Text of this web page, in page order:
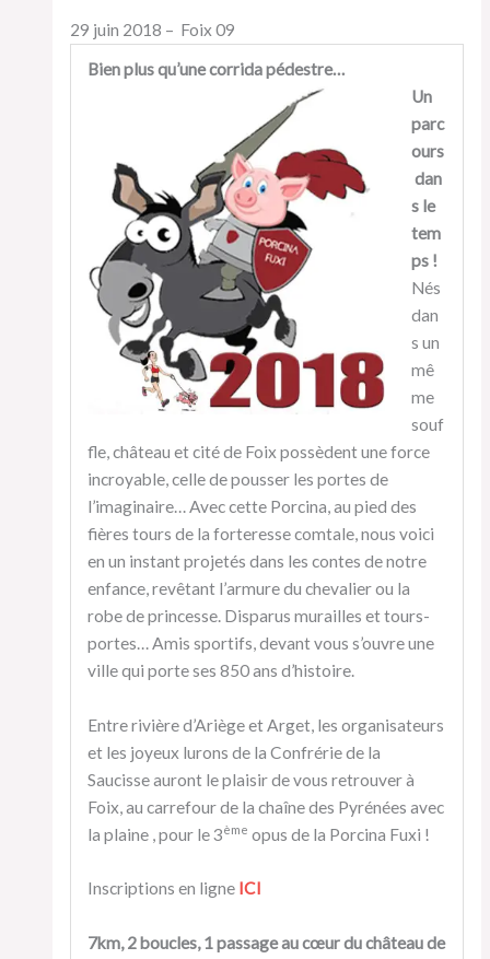
29 juin 2018 – Foix 09
Bien plus qu’une corrida pédestre…
Un
parc
ours
dan
s le
tem
ps !
Nés
dan
s un
mê
me
souf
fle, château et cité de Foix possèdent une force
incroyable, celle de pousser les portes de
l’imaginaire… Avec cette Porcina, au pied des
fières tours de la forteresse comtale, nous voici
en un instant projetés dans les contes de notre
enfance, revêtant l’armure du chevalier ou la
robe de princesse. Disparus murailles et tours-
portes… Amis sportifs, devant vous s’ouvre une
ville qui porte ses 850 ans d’histoire.
Entre rivière d’Ariège et Arget, les organisateurs
et les joyeux lurons de la Confrérie de la
Saucisse auront le plaisir de vous retrouver à
Foix, au carrefour de la chaîne des Pyrénées avec
la plaine , pour le 3ème opus de la Porcina Fuxi !
Inscriptions en ligne ICI
7km, 2 boucles, 1 passage au cœur du château de